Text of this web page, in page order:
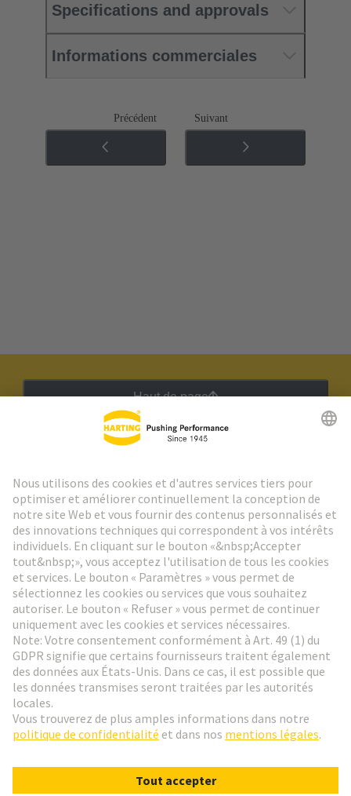
Specifications and approvals
Informations commerciales
Précédent Suivant
Haut de page
Aller à l'inscription
Social Media
France Français
© HARTING Technology Group